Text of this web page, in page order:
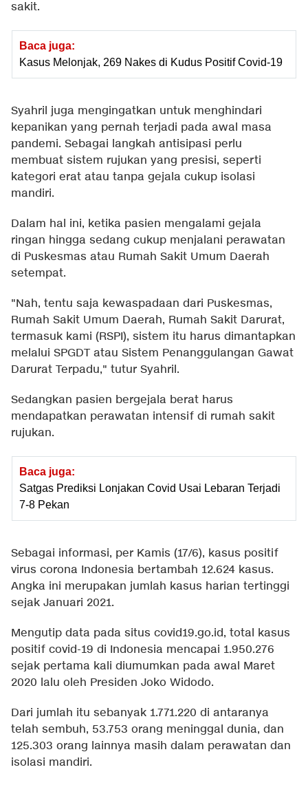
sakit.
Baca juga:
Kasus Melonjak, 269 Nakes di Kudus Positif Covid-19
Syahril juga mengingatkan untuk menghindari
kepanikan yang pernah terjadi pada awal masa
pandemi. Sebagai langkah antisipasi perlu
membuat sistem rujukan yang presisi, seperti
kategori erat atau tanpa gejala cukup isolasi
mandiri.
Dalam hal ini, ketika pasien mengalami gejala
ringan hingga sedang cukup menjalani perawatan
di Puskesmas atau Rumah Sakit Umum Daerah
setempat.
"Nah, tentu saja kewaspadaan dari Puskesmas,
Rumah Sakit Umum Daerah, Rumah Sakit Darurat,
termasuk kami (RSPI), sistem itu harus dimantapkan
melalui SPGDT atau Sistem Penanggulangan Gawat
Darurat Terpadu," tutur Syahril.
Sedangkan pasien bergejala berat harus
mendapatkan perawatan intensif di rumah sakit
rujukan.
Baca juga:
Satgas Prediksi Lonjakan Covid Usai Lebaran Terjadi
7-8 Pekan
Sebagai informasi, per Kamis (17/6), kasus positif
virus corona Indonesia bertambah 12.624 kasus.
Angka ini merupakan jumlah kasus harian tertinggi
sejak Januari 2021.
Mengutip data pada situs covid19.go.id, total kasus
positif covid-19 di Indonesia mencapai 1.950.276
sejak pertama kali diumumkan pada awal Maret
2020 lalu oleh Presiden Joko Widodo.
Dari jumlah itu sebanyak 1.771.220 di antaranya
telah sembuh, 53.753 orang meninggal dunia, dan
125.303 orang lainnya masih dalam perawatan dan
isolasi mandiri.